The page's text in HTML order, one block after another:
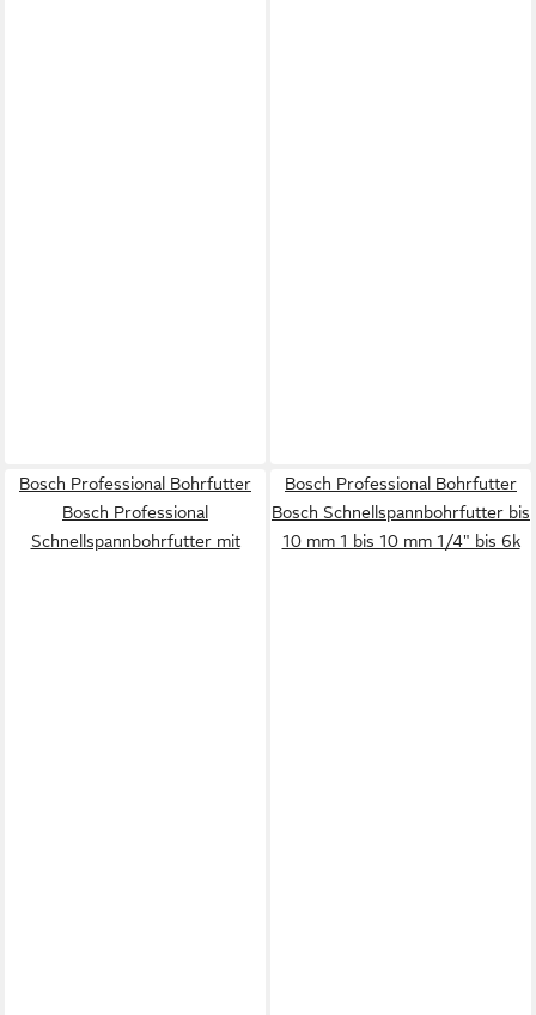
Bosch Professional Bohrfutter
Bosch Professional
Schnellspannbohrfutter mit
Bosch Professional Bohrfutter
Bosch Schnellspannbohrfutter bis
10 mm 1 bis 10 mm 1/4" bis 6k